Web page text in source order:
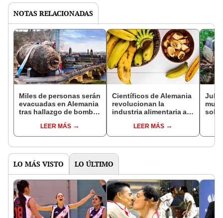
NOTAS RELACIONADAS
Miles de personas serán
evacuadas en Alemania
tras hallazgo de bomba
Mundial durante obras
LEER MÁS
Científicos de Alemania
revolucionan la
industria alimentaria al
se oscurece ni se oxida
LEER MÁS
LO MÁS VISTO LO ÚLTIMO